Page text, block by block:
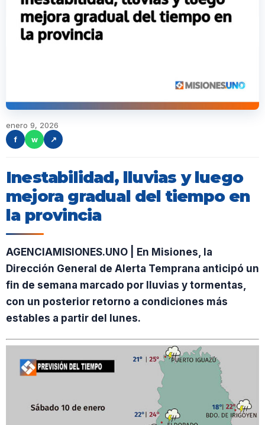
enero 9, 2026
f
w ↗
Inestabilidad, lluvias y luego
mejora gradual del tiempo en
la provincia
AGENCIAMISIONES.UNO | En Misiones, la
Dirección General de Alerta Temprana anticipó un
fin de semana marcado por lluvias y tormentas,
con un posterior retorno a condiciones más
estables a partir del lunes.